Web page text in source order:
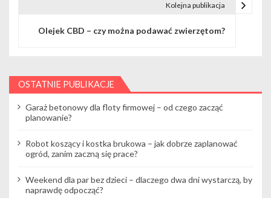
c
j
w
p
i
Kolejna publikacja
Olejek CBD – czy można podawać zwierzętom?
OSTATNIE PUBLIKACJE
Garaż betonowy dla floty firmowej – od czego zacząć
planowanie?
Robot koszący i kostka brukowa – jak dobrze zaplanować
ogród, zanim zaczną się prace?
Weekend dla par bez dzieci – dlaczego dwa dni wystarczą, by
naprawdę odpocząć?